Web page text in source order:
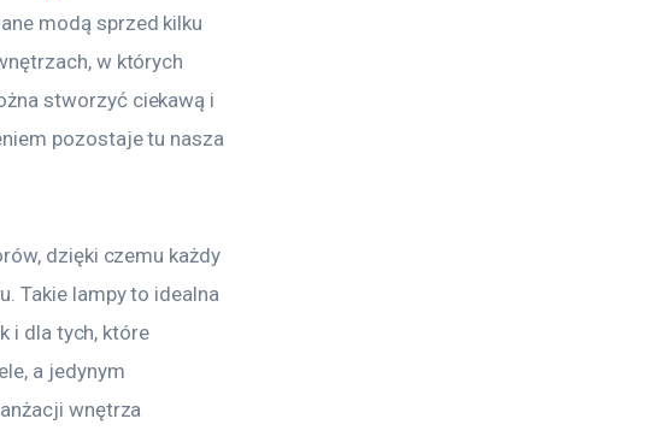
modą sprzed kilku
w których
stworzyć ciekawą i
pozostaje tu nasza
dzięki czemu każdy
Takie lampy to idealna
i dla tych, które
a jedynym
wnętrza